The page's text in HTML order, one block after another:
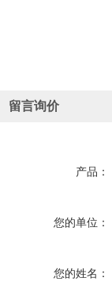
留言询价
产品：
您的单位：
您的姓名：